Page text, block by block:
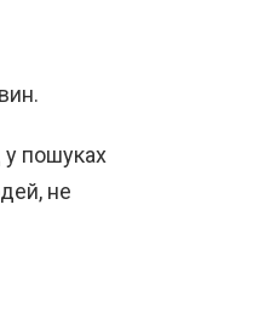
у пошуках
не